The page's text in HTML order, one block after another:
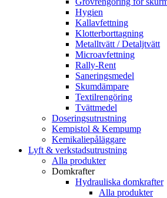
Hygien
Kallavfettning
Klotterborttagning
Metalltvätt / Detaljtvätt
Microavfettning
Rally-Rent
Saneringsmedel
Skumdämpare
Textilrengöring
Tvättmedel
Doseringsutrustning
Kempistol & Kempump
Kemikaliepåläggare
Lyft & verkstadsutrustning
Alla produkter
Domkrafter
Hydrauliska domkrafter
Alla produkter